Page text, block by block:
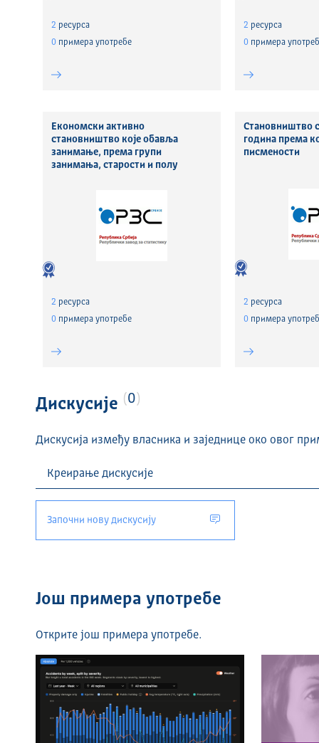
2 ресурса
0примера употребе
2 ресурса
0примера
Економски активно
становништво које обавља
занимање, према групи
занимања, старости и полу
2 ресурса
0примера употребе
Становништво
година према
писмености
2 ресурса
0примера
Дискусије 0
Дискусија између власника и заједнице око овог
Започни нову дискусију
Још примера употребе
Открите још примера употребе.